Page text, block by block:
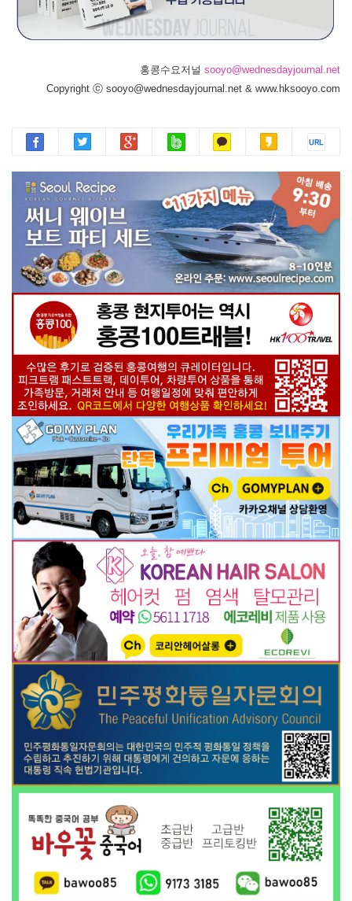
홍콩수요저널 sooyo@wednesdayjournal.net
Copyright ⓒ sooyo@wednesdayjournal.net & www.hksooyo.com